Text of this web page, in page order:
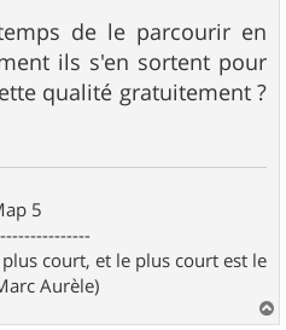
de le parcourir en
ils s'en sortent pour
qualité gratuitement ?
5
court, et le plus court est le
Aurèle)
a